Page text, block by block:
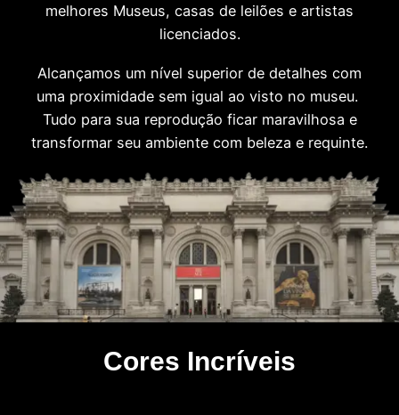
melhores Museus, casas de leilões e artistas
licenciados.
Alcançamos um nível superior de detalhes com
uma proximidade sem igual ao visto no museu.
Tudo para sua reprodução ficar maravilhosa e
transformar seu ambiente com beleza e requinte.
Cores Incríveis